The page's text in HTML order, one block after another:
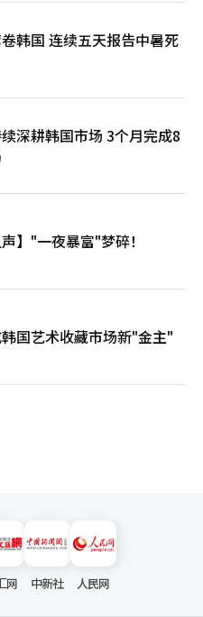
韩国 连续五天报告中暑死
深耕韩国市场 3个月完成8
声】"一夜暴富"梦碎！
国艺术收藏市场新"金主"
网 中新社 人民网